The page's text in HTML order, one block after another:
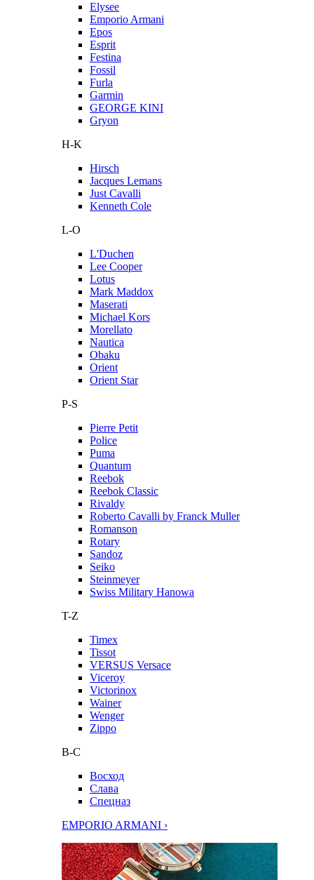
Elysee
Emporio Armani
Epos
Esprit
Festina
Fossil
Furla
Garmin
GEORGE KINI
Gryon
H-K
Hirsch
Jacques Lemans
Just Cavalli
Kenneth Cole
L-O
L'Duchen
Lee Cooper
Lotus
Mark Maddox
Maserati
Michael Kors
Morellato
Nautica
Obaku
Orient
Orient Star
P-S
Pierre Petit
Police
Puma
Quantum
Reebok
Reebok Classic
Rivaldy
Roberto Cavalli by Franck Muller
Romanson
Rotary
Sandoz
Seiko
Steinmeyer
Swiss Military Hanowa
T-Z
Timex
Tissot
VERSUS Versace
Viceroy
Victorinox
Wainer
Wenger
Zippo
В-С
Восход
Слава
Спецназ
EMPORIO ARMANI ›